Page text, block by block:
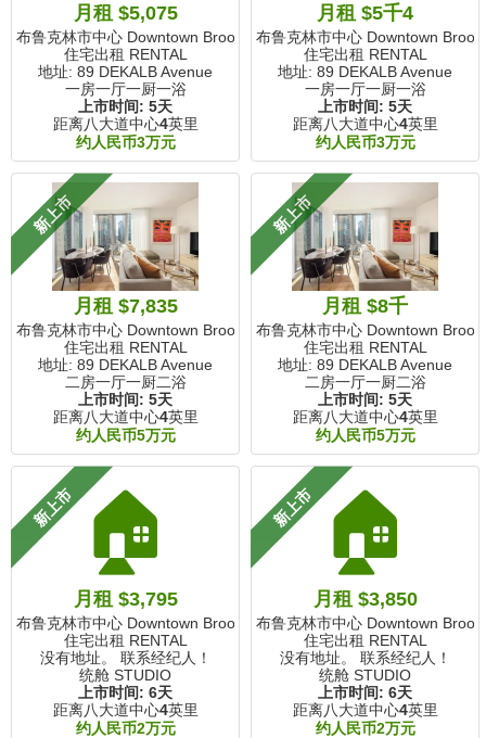
月租 $5,075
布鲁克林市中心 Downtown Brooklyn, NY
住宅出租 RENTAL
地址: 89 DEKALB Avenue
一房一厅一厨一浴
上市时间: 5天
距离八大道中心4英里
约人民币3万元
月租 $5千4
布鲁克林市中心 Downtown
住宅出租 RENTAL
地址: 89 DEKALB Avenue
一房一厅一厨一浴
上市时间: 5天
距离八大道中心4英里
约人民币3万元
新上市
月租 $7,835
布鲁克林市中心 Downtown Brooklyn, NY
住宅出租 RENTAL
地址: 89 DEKALB Avenue
二房一厅一厨二浴
上市时间: 5天
距离八大道中心4英里
约人民币5万元
新上市
月租 $8千
布鲁克林市中心 Downtown
住宅出租 RENTAL
地址: 89 DEKALB Avenue
二房一厅一厨二浴
上市时间: 5天
距离八大道中心4英里
约人民币5万元
新上市🏠
月租 $3,795
布鲁克林市中心 Downtown Brooklyn, NY
住宅出租 RENTAL
没有地址。 联系经纪人！
统舱 STUDIO
上市时间: 6天
距离八大道中心4英里
约人民币2万元
新上市🏠
月租 $3,850
布鲁克林市中心 Downtown
住宅出租 RENTAL
没有地址。 联系经纪人！
统舱 STUDIO
上市时间: 6天
距离八大道中心4英里
约人民币2万元